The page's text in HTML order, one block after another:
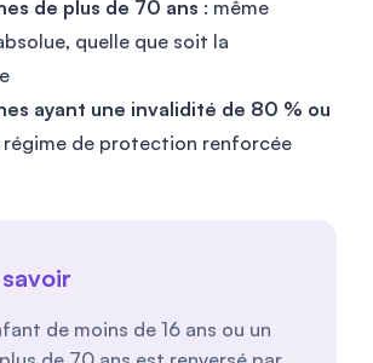
de plus de 70 ans : même
quelle que soit la
ayant une invalidité de 80 % ou
régime de protection renforcée
de moins de 16 ans ou un